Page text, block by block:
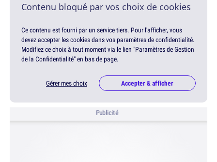
Contenu bloqué par vos choix de cookies
Ce contenu est fourni par un service tiers. Pour l'afficher, vous
devez accepter les cookies dans vos paramètres de confidentialité.
Modifiez ce choix à tout moment via le lien "Paramètres de Gestion
de la Confidentialité" en bas de page.
Gérer mes choix Accepter & afficher
Publicité